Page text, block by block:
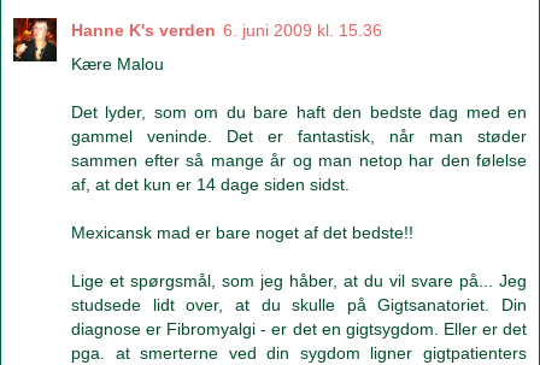
Hanne K's verden 6. juni 2009 kl. 15.36
Kære Malou
Det lyder, som om du bare haft den bedste dag med en
gammel veninde. Det er fantastisk, når man støder
sammen efter så mange år og man netop har den følelse
af, at det kun er 14 dage siden sidst.
Mexicansk mad er bare noget af det bedste!!
Lige et spørgsmål, som jeg håber, at du vil svare på... Jeg
studsede lidt over, at du skulle på Gigtsanatoriet. Din
diagnose er Fibromyalgi - er det en gigtsygdom. Eller er det
pga. at smerterne ved din sygdom ligner gigtpatienters